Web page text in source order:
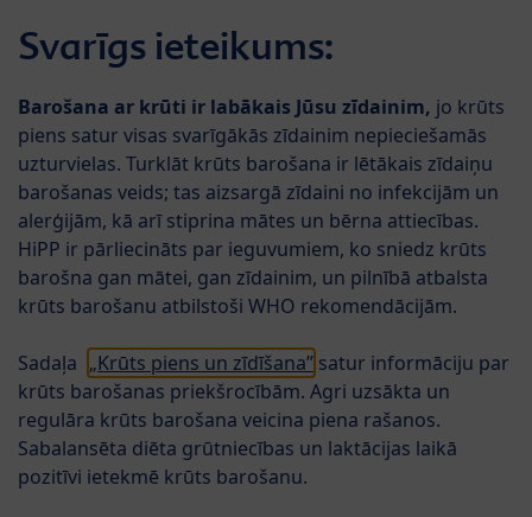
Menü
Mākslīgais piena maisījums HiPP COMBIOTIC®
Pāriet uz produktu sarakstu
Kategorijā
Mākslīgais papildu
ēdināšanas piena maisījums
HiPP 2 COMBIOTIC®
Svarīgs ieteikums:
Barošana ar krūti ir labākais Jūsu zīdainim, jo krūts
piens satur visas svarīgākās zīdainim nepieciešamās
uzturvielas. Turklāt krūts barošana ir lētākais zīdaiņu
barošanas veids; tas aizsargā zīdaini no infekcijām un
alerģijām, kā arī stiprina mātes un bērna attiecības.
HiPP ir pārliecināts par ieguvumiem, ko sniedz krūts
barošna gan mātei, gan zīdainim, un pilnībā atbalsta
krūts barošanu atbilstoši WHO rekomendācijām.
Sadaļa „Krūts piens un zīdīšana” satur informāciju par
krūts barošanas priekšrocībām. Agri uzsākta un
regulāra krūts barošana veicina piena rašanos.
Sabalansēta diēta grūtniecības un laktācijas laikā
pozitīvi ietekmē krūts barošanu.